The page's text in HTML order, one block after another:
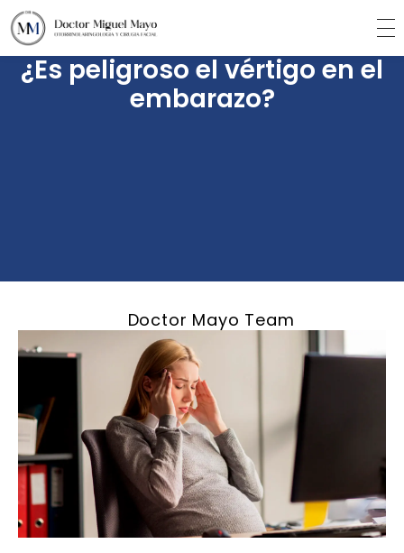
¿Es peligroso el vértigo en el
embarazo?
Doctor Mayo Team